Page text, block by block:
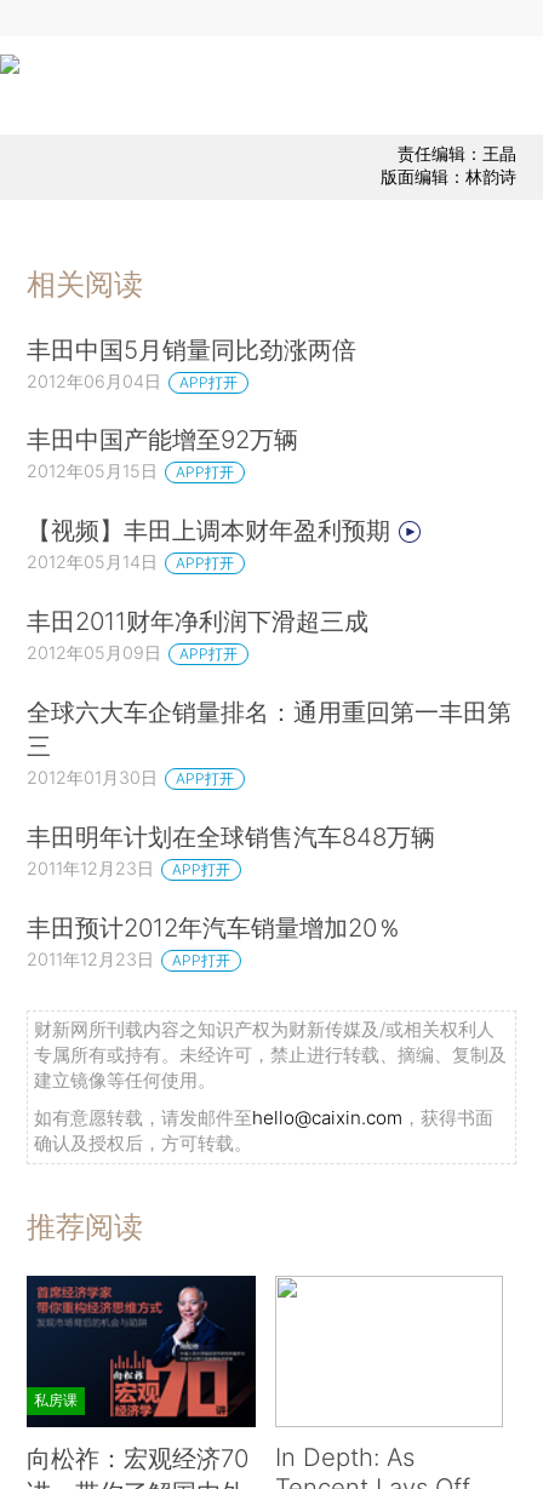
责任编辑：王晶
版面编辑：林韵诗
相关阅读
丰田中国5月销量同比劲涨两倍
2012年06月04日 APP打开
丰田中国产能增至92万辆
2012年05月15日 APP打开
【视频】丰田上调本财年盈利预期
2012年05月14日 APP打开
丰田2011财年净利润下滑超三成
2012年05月09日 APP打开
全球六大车企销量排名：通用重回第一丰田第
三
2012年01月30日 APP打开
丰田明年计划在全球销售汽车848万辆
2011年12月23日 APP打开
丰田预计2012年汽车销量增加20％
2011年12月23日 APP打开
财新网所刊载内容之知识产权为财新传媒及/或相关权利人
专属所有或持有。未经许可，禁止进行转载、摘编、复制及
建立镜像等任何使用。
如有意愿转载，请发邮件至hello@caixin.com ，获得书面
确认及授权后，方可转载。
推荐阅读
私房课
向松祚：宏观经济70
In Depth: As